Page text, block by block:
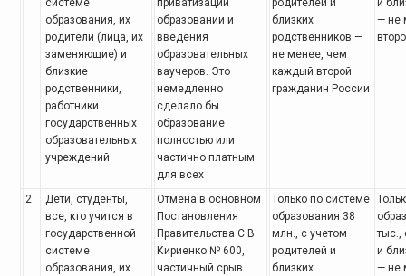
системе
образования, их
родители (лица, их
заменяющие) и
близкие
родственники,
работники
государственных
образовательных
учреждений
приватизации
образовании и
введения
образовательных
ваучеров. Это
немедленно
сделало бы
образование
полностью или
частично платным
для всех
родителей и
близких
родственников —
не менее, чем
каждый второй
гражданин России
и
— не
2
Дети, студенты,
все, кто учится в
государственной
системе
образования, их
Отмена в основном
Постановления
Правительства С.В.
Кириенко № 600,
частичный срыв
Только по системе
образования 38
млн., с учетом
родителей и
близких
тыс.,
и
— не